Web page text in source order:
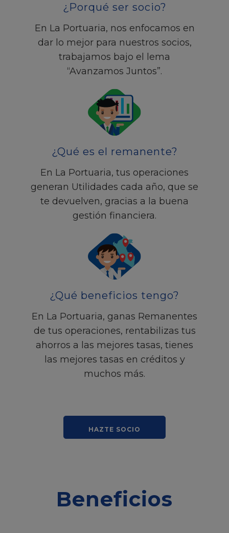
¿Porqué ser socio?
En La Portuaria, nos enfocamos en
dar lo mejor para nuestros socios,
trabajamos bajo el lema
“Avanzamos Juntos”.
¿Qué es el remanente?
En La Portuaria, tus operaciones
generan Utilidades cada año, que se
te devuelven, gracias a la buena
gestión financiera.
¿Qué beneficios tengo?
En La Portuaria, ganas Remanentes
de tus operaciones, rentabilizas tus
ahorros a las mejores tasas, tienes
las mejores tasas en créditos y
muchos más.
HAZTE SOCIO
Beneficios